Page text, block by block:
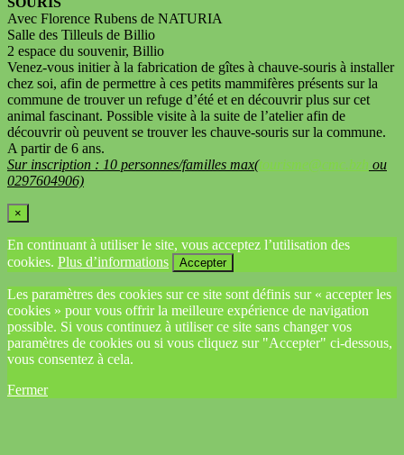
Avec Florence Rubens de NATURIA
Salle des Tilleuls de Billio
2 espace du souvenir, Billio
Venez-vous initier à la fabrication de gîtes à chauve-souris à installer
chez soi, afin de permettre à ces petits mammifères présents sur la
commune de trouver un refuge d’été et en découvrir plus sur cet
animal fascinant. Possible visite à la suite de l’atelier afin de
découvrir où peuvent se trouver les chauve-souris sur la commune.
A partir de 6 ans.
Sur inscription : 10 personnes/familles max(tourisme@cmc.bzh ou
0297604906)
×
En continuant à utiliser le site, vous acceptez l’utilisation des
cookies. Plus d’informations Accepter
Les paramètres des cookies sur ce site sont définis sur « accepter les
cookies » pour vous offrir la meilleure expérience de navigation
possible. Si vous continuez à utiliser ce site sans changer vos
paramètres de cookies ou si vous cliquez sur "Accepter" ci-dessous,
vous consentez à cela.
Fermer